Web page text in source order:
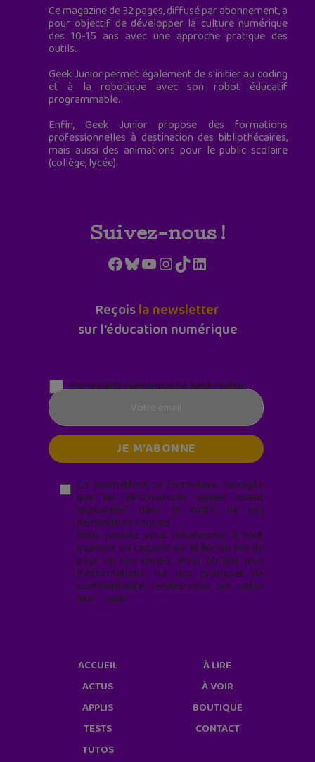
Ce magazine de 32 pages, diffusé par abonnement, a
pour objectif de développer la culture numérique
des 10-15 ans avec une approche pratique des
outils.
Geek Junior permet également de s'initier au coding
et à la robotique avec son robot éducatif
programmable.
Enfin, Geek Junior propose des formations
professionnelles à destination des bibliothécaires,
mais aussi des animations pour le public scolaire
(collège, lycée).
Suivez-nous !
Facebook
Bluesky
YouTube
Instagram
TikTokLinkedIn
Reçoisla newsletter
sur l'éducation numérique
Parentalité numérique (le lundi matin)
En soumettant ce formulaire, j’accepte
que les informations saisies soient
exploitées* dans le cadre de ma
demande de contact.
Vous pouvez vous désabonner à tout
moment en cliquant sur le lien en bas de
page de nos emails. Pour obtenir plus
d'informations sur nos pratiques de
confidentialité, rendez-vous sur notre
site web
ACCUEIL
ACTUS
APPLIS
TESTS
TUTOS
À LIRE
À VOIR
BOUTIQUE
CONTACT